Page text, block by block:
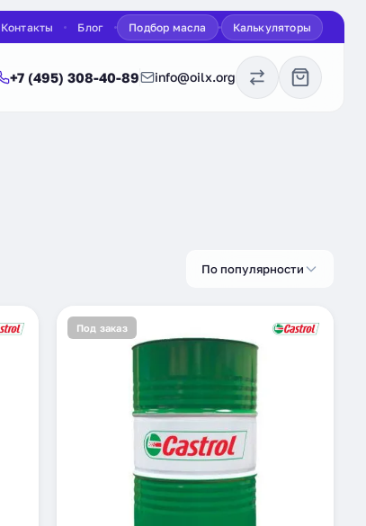
Контакты Блог Подбор масла Калькуляторы
+7 (495) 308-40-89 info@oilx.org
По популярности
Под заказ